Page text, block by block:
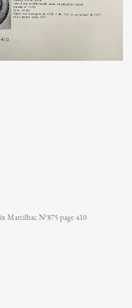
Marcilhac N°875 page 410